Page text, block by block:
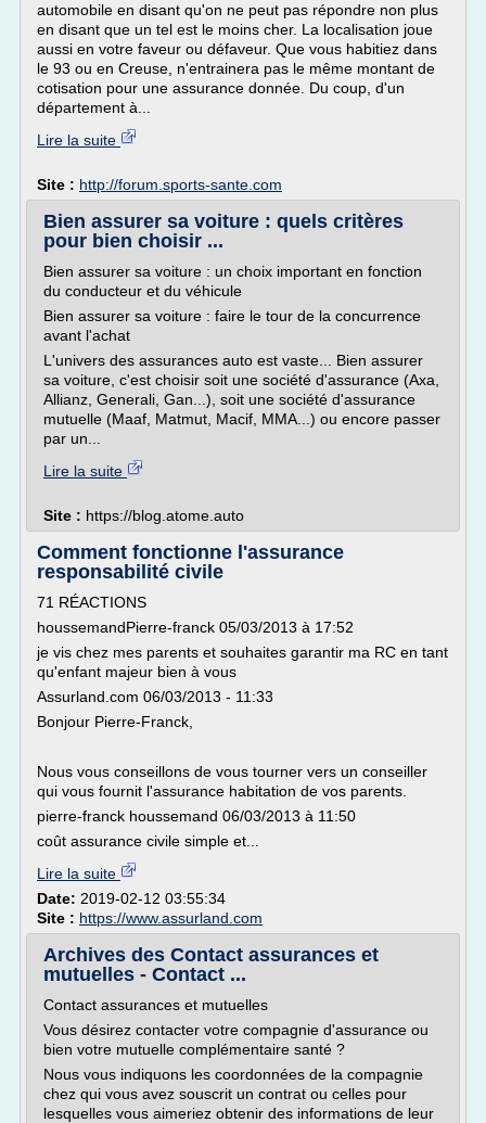
automobile en disant qu'on ne peut pas répondre non plus
en disant que un tel est le moins cher. La localisation joue
aussi en votre faveur ou défaveur. Que vous habitiez dans
le 93 ou en Creuse, n'entrainera pas le même montant de
cotisation pour une assurance donnée. Du coup, d'un
département à...
Lire la suite
Site : http://forum.sports-sante.com
Bien assurer sa voiture : quels critères
pour bien choisir ...
Bien assurer sa voiture : un choix important en fonction
du conducteur et du véhicule
Bien assurer sa voiture : faire le tour de la concurrence
avant l'achat
L'univers des assurances auto est vaste... Bien assurer
sa voiture, c'est choisir soit une société d'assurance (Axa,
Allianz, Generali, Gan...), soit une société d'assurance
mutuelle (Maaf, Matmut, Macif, MMA...) ou encore passer
par un...
Lire la suite
Site : https://blog.atome.auto
Comment fonctionne l'assurance
responsabilité civile
71 RÉACTIONS
houssemandPierre-franck 05/03/2013 à 17:52
je vis chez mes parents et souhaites garantir ma RC en tant
qu'enfant majeur bien à vous
Assurland.com 06/03/2013 - 11:33
Bonjour Pierre-Franck,
Nous vous conseillons de vous tourner vers un conseiller
qui vous fournit l'assurance habitation de vos parents.
pierre-franck houssemand 06/03/2013 à 11:50
coût assurance civile simple et...
Lire la suite
Date: 2019-02-12 03:55:34
Site : https://www.assurland.com
Archives des Contact assurances et
mutuelles - Contact ...
Contact assurances et mutuelles
Vous désirez contacter votre compagnie d'assurance ou
bien votre mutuelle complémentaire santé ?
Nous vous indiquons les coordonnées de la compagnie
chez qui vous avez souscrit un contrat ou celles pour
lesquelles vous aimeriez obtenir des informations de leur